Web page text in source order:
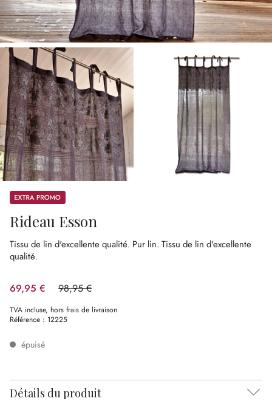
Promos
Rideau Esson
Tissu de lin d'excellente qualité. Pur lin. Tissu de lin d'excellente
qualité.
69,95 € 98,95 €
(29.31%spared)
TVA incluse, hors frais de livraison
Référence : 12225
épuisé
Détails du produit